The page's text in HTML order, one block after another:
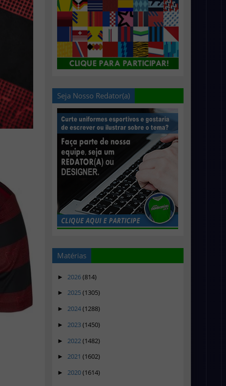
Seja Nosso Redator(a)
Matérias
► 2026(814)
► 2025(1305)
► 2024(1288)
► 2023(1450)
► 2022(1482)
► 2021 (1602)
► 2020(1614)